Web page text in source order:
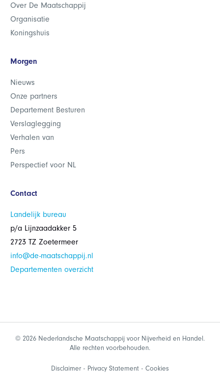
Over De Maatschappij
Organisatie
Koningshuis
Morgen
Nieuws
Onze partners
Departement Besturen
Verslaglegging
Verhalen van
Pers
Perspectief voor NL
Contact
Landelijk bureau
p/a Lijnzaadakker 5
2723 TZ Zoetermeer
info@de-maatschappij.nl
Departementen overzicht
© 2026 Nederlandsche Maatschappij voor Nijverheid en Handel.
Alle rechten voorbehouden.
Disclaimer Privacy Statement Cookies